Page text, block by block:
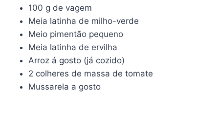
100 g de vagem
Meia latinha de milho-verde
Meio pimentão pequeno
Meia latinha de ervilha
Arroz á gosto (já cozido)
2 colheres de massa de tomate
Mussarela a gosto